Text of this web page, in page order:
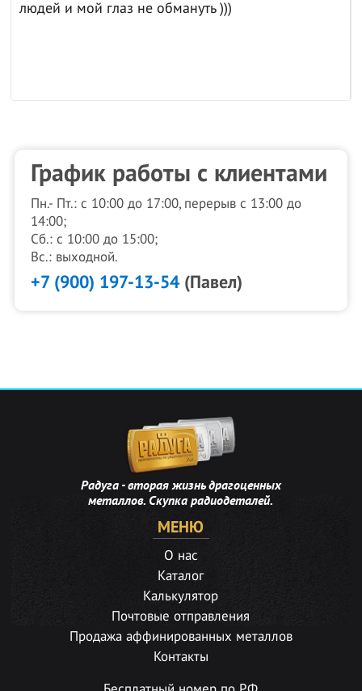
людей и мой глаз не обмануть )))
График работы с клиентами
Пн.- Пт.: с 10:00 до 17:00, перерыв с 13:00 до
14:00;
Сб.: с 10:00 до 15:00;
Вс.: выходной.
+7 (900) 197-13-54(Павел)
Радуга - вторая жизнь драгоценных
металлов. Скупка радиодеталей.
МЕНЮ
О нас
Каталог
Калькулятор
Почтовые отправления
Продажа аффинированных металлов
Контакты